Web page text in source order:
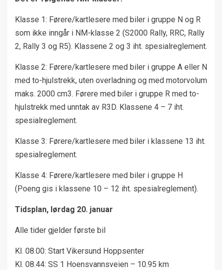
Klasse 1: Førere/kartlesere med biler i gruppe N og R
som ikke inngår i NM-klasse 2 (S2000 Rally, RRC, Rally
2, Rally 3 og R5). Klassene 2 og 3 iht. spesialreglement.
Klasse 2: Førere/kartlesere med biler i gruppe A eller N
med to-hjulstrekk, uten overladning og med motorvolum
maks. 2000 cm3. Førere med biler i gruppe R med to-
hjulstrekk med unntak av R3D. Klassene 4 – 7 iht.
spesialreglement.
Klasse 3: Førere/kartlesere med biler i klassene 13 iht.
spesialreglement.
Klasse 4: Førere/kartlesere med biler i gruppe H
(Poeng gis i klassene 10 – 12 iht. spesialreglement).
Tidsplan, lørdag 20. januar
Alle tider gjelder første bil
Kl. 08.00: Start Vikersund Hoppsenter
Kl. 08.44: SS 1 Hoensvannsveien – 10.95 km